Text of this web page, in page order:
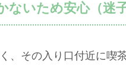
いため安心（迷
その入り口付近に喫